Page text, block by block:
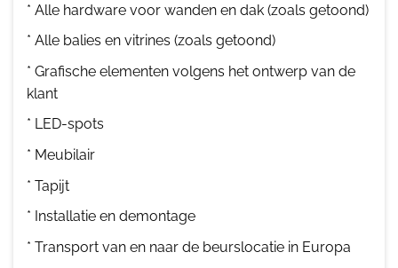
* Alle hardware voor wanden en dak (zoals getoond)
* Alle balies en vitrines (zoals getoond)
* Grafische elementen volgens het ontwerp van de
klant
* LED-spots
* Meubilair
* Tapijt
* Installatie en demontage
* Transport van en naar de beurslocatie in Europa